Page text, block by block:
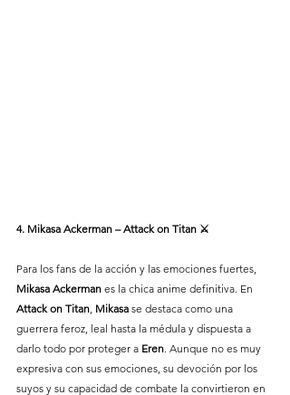
4. Mikasa Ackerman – Attack on Titan ⚔️
Para los fans de la acción y las emociones fuertes,
Mikasa Ackerman es la chica anime definitiva. En
Attack on Titan, Mikasa se destaca como una
guerrera feroz, leal hasta la médula y dispuesta a
darlo todo por proteger a Eren. Aunque no es muy
expresiva con sus emociones, su devoción por los
suyos y su capacidad de combate la convirtieron en